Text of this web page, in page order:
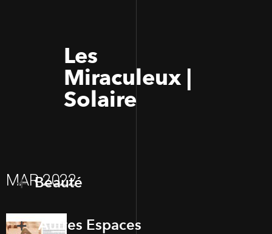
Les
Miraculeux |
Solaire
MAR 2022
Beauté
Autres Espaces